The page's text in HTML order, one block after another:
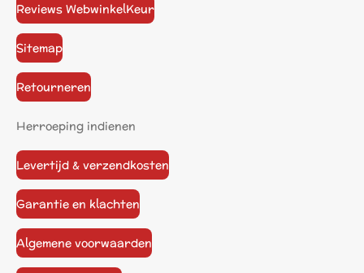
Reviews WebwinkelKeur
Sitemap
Retourneren
Herroeping indienen
Levertijd & verzendkosten
Garantie en klachten
Algemene voorwaarden